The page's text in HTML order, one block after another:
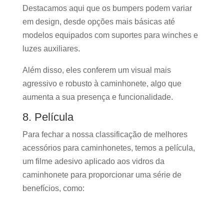
Destacamos aqui que os bumpers podem variar
em design, desde opções mais básicas até
modelos equipados com suportes para winches e
luzes auxiliares.
Além disso, eles conferem um visual mais
agressivo e robusto à caminhonete, algo que
aumenta a sua presença e funcionalidade.
8. Película
Para fechar a nossa classificação de melhores
acessórios para caminhonetes, temos a película,
um filme adesivo aplicado aos vidros da
caminhonete para proporcionar uma série de
benefícios, como: